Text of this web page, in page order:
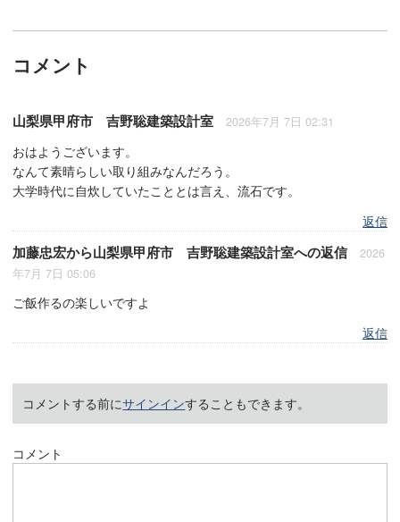
コメント
山梨県甲府市 吉野聡建築設計室 2026年7月 7日 02:31
おはようございます。
なんて素晴らしい取り組みなんだろう。
大学時代に自炊していたこととは言え、流石です。
返信
加藤忠宏から山梨県甲府市 吉野聡建築設計室への返信
2026
年7月 7日 05:06
ご飯作るの楽しいですよ
返信
コメントする前にサインインすることもできます。
コメント